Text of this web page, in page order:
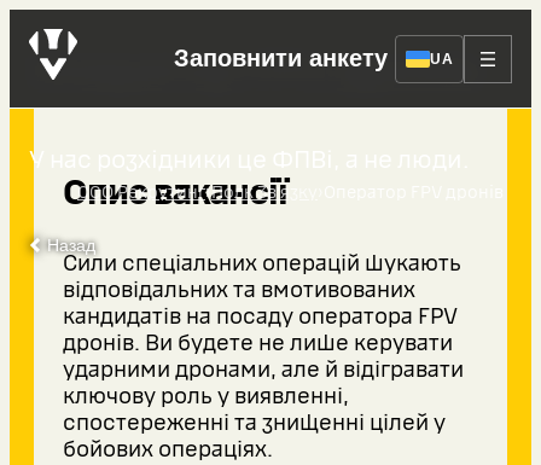
Заповнити анкету UA
ССО Рекрутинг›Полк Звʼязку
Назад
Оператор FPV дронів
У нас розхідники це ФПВі, а не люди.
Опис вакансії
Сили спеціальних операцій шукають
відповідальних та вмотивованих
кандидатів на посаду оператора FPV
дронів. Ви будете не лише керувати
ударними дронами, але й відігравати
ключову роль у виявленні,
спостереженні та знищенні цілей у
бойових операціях.